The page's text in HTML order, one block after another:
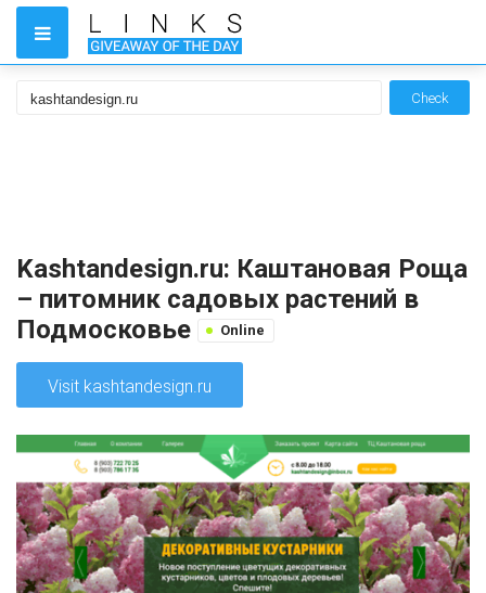
Check
Kashtandesign.ru: Каштановая Роща
– питомник садовых растений в
Подмосковье
Online
Visit kashtandesign.ru